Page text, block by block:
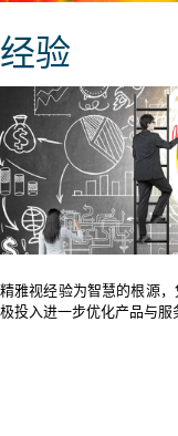
经验
精雅视经验为智慧的根源
极投入进一步优化产品与服